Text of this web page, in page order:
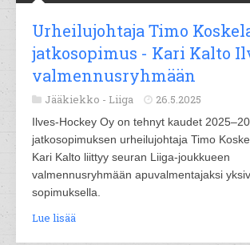
Urheilujohtaja Timo
jatkosopimus - Kari Kalto
valmennusryhmään
Jääkiekko - Liiga 26.5.2025
Ilves-Hockey Oy on tehnyt kaudet
jatkosopimuksen urheilujohtaja Timo
Kari Kalto liittyy seuran Liiga-joukkueen
valmennusryhmään apuvalmentajaksi
sopimuksella.
Lue lisää